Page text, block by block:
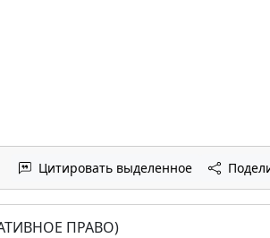
Цитировать выделенное
ПРАВО)